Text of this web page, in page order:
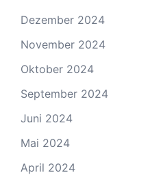
Dezember 2024
November 2024
Oktober 2024
September 2024
Juni 2024
Mai 2024
April 2024